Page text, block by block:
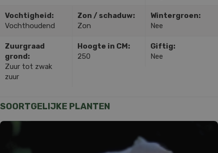
Vochtigheid:
Vochthoudend
Zon / schaduw:
Zon
Wintergroen:
Nee
Zuurgraad
grond:
Zuur tot zwak
zuur
Hoogte in CM:
250
Giftig:
Nee
SOORTGELIJKE PLANTEN